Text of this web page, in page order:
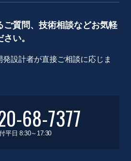
ご質問、技術相談などお気軽
い。
設計者が直接ご相談に応じま
68-7377
平日 8:30～17:30